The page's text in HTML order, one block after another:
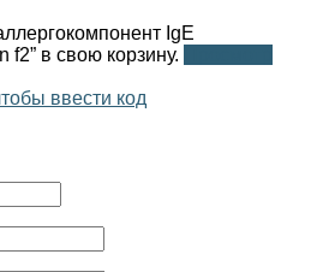
IgE
f2” в свою корзину.
ввести код